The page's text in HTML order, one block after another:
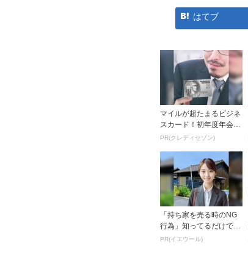
はてブ
マイルが超たまるビジネ
スカード！初年度年会費
無料で還元率最大1.12
PR(クレディセゾン)
「持ち家を売る時のNG
行為」知ってるだけで得
する事とは
PR(イエウール)